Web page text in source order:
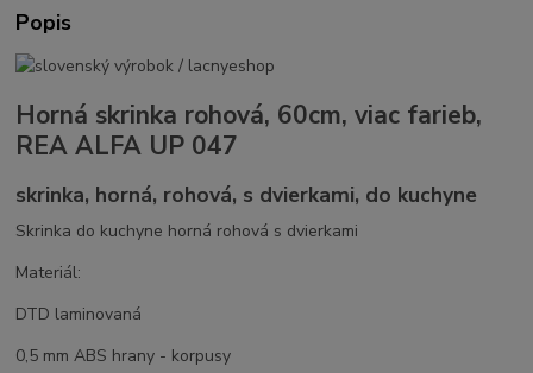
Popis
Horná skrinka rohová, 60cm, viac farieb,
REA ALFA UP 047
skrinka, horná, rohová, s dvierkami, do kuchyne
Skrinka do kuchyne horná rohová s dvierkami
Materiál:
DTD laminovaná
0,5 mm ABS hrany - korpusy